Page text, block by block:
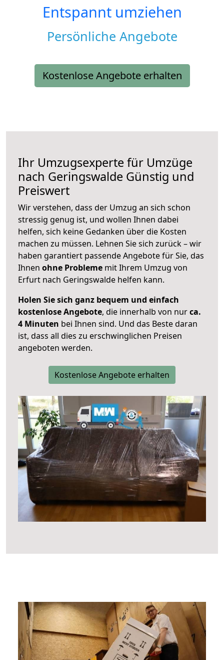
Entspannt umziehen
Persönliche Angebote
Kostenlose Angebote erhalten
Ihr Umzugsexperte für Umzüge
nach Geringswalde Günstig und
Preiswert
Wir verstehen, dass der Umzug an sich schon
stressig genug ist, und wollen Ihnen dabei
helfen, sich keine Gedanken über die Kosten
machen zu müssen. Lehnen Sie sich zurück – wir
haben garantiert passende Angebote für Sie, das
Ihnen ohne Probleme mit Ihrem Umzug von
Erfurt nach Geringswalde helfen kann.
Holen Sie sich ganz bequem und einfach
kostenlose Angebote, die innerhalb von nurca.
4 Minuten bei Ihnen sind. Und das Beste daran
ist, dass all dies zu erschwinglichen Preisen
angeboten werden.
Kostenlose Angebote erhalten